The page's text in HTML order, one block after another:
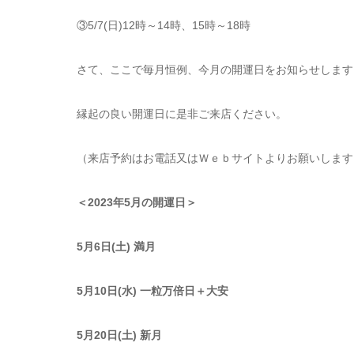
③5/7(日)12時～14時、15時～18時
さて、ここで毎月恒例、今月の開運日をお知らせしま
縁起の良い開運日に是非ご来店ください。
（来店予約はお電話又はＷｅｂサイトよりお願いしま
＜2023年5月の開運日＞
5月6日(土) 満月
5月10日(水) 一粒万倍日＋大安
5月20日(土) 新月